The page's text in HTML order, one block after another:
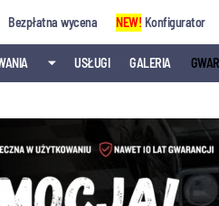
Bezpłatna wycena NEW! Konfigurator
⏷ USŁUGI GALERIA